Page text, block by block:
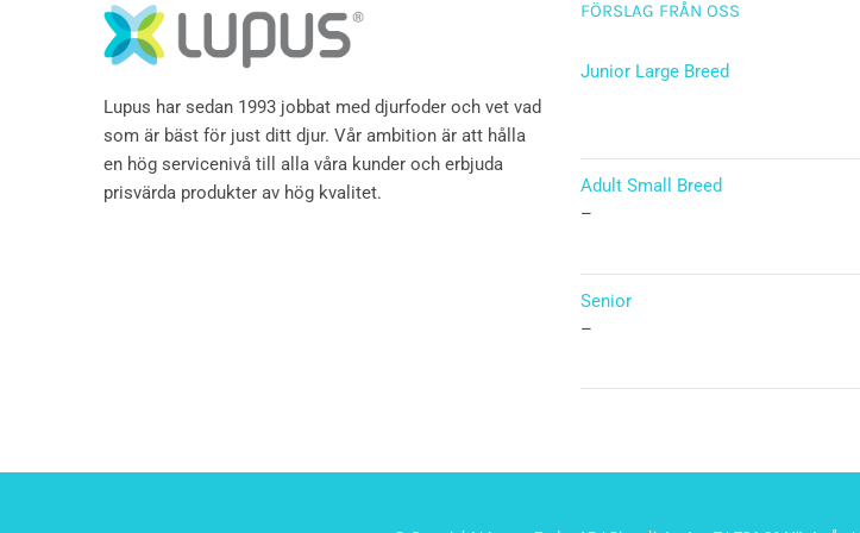
Lupus har sedan 1993 jobbat med djurfoder och vet vad
som är bäst för just ditt djur. Vår ambition är att hålla
en hög servicenivå till alla våra kunder och erbjuda
prisvärda produkter av hög kvalitet.
FÖRSLAG FRÅN OSS
Junior Large Breed
Adult Small Breed
–
Senior
–